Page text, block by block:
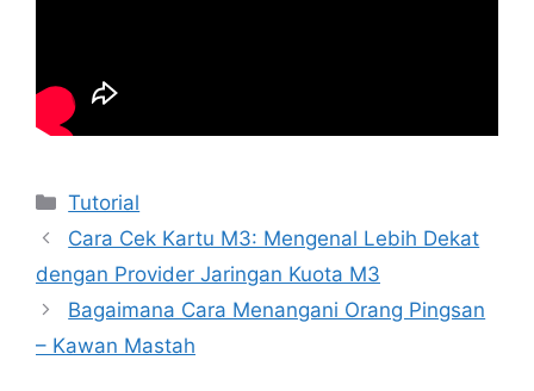
Kategori
Tutorial
Cara Cek Kartu M3: Mengenal Lebih Dekat
dengan Provider Jaringan Kuota M3
Bagaimana Cara Menangani Orang Pingsan
– Kawan Mastah